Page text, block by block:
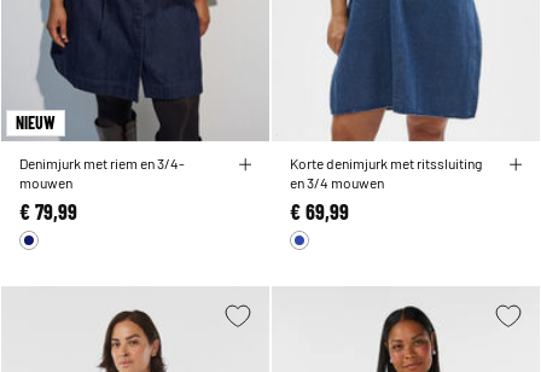
NIEUW
Denimjurk met riem en 3/4-
mouwen
€ 79,99
Korte denimjurk met ritssluiting
en 3/4 mouwen
€ 69,99